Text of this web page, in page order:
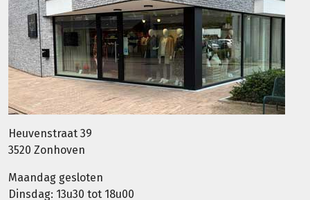
Heuvenstraat 39
3520 Zonhoven
Maandag gesloten
Dinsdag: 13u30 tot 18u00